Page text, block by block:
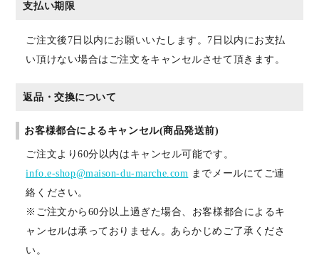
支払い期限
ご注文後7日以内にお願いいたします。7日以内にお支払
い頂けない場合はご注文をキャンセルさせて頂きます。
返品・交換について
お客様都合によるキャンセル(商品発送前)
ご注文より60分以内はキャンセル可能です。
info.e-shop@maison-du-marche.com までメールにてご連
絡ください。
※ご注文から60分以上過ぎた場合、お客様都合によるキ
ャンセルは承っておりません。あらかじめご了承くださ
い。